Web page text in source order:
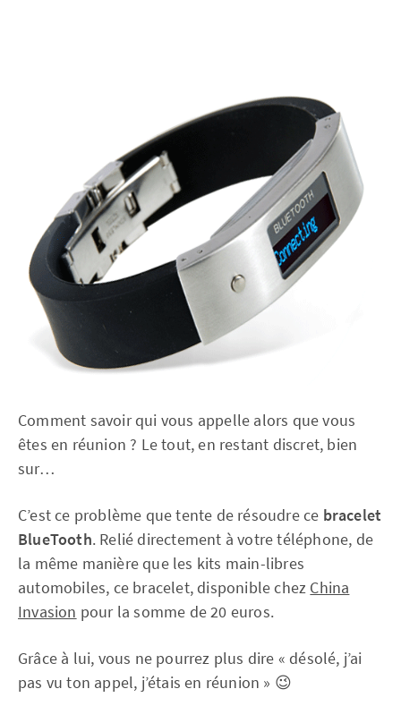
Comment savoir qui vous appelle alors que vous
êtes en réunion ? Le tout, en restant discret, bien
sur…
C’est ce problème que tente de résoudre ce bracelet
BlueTooth. Relié directement à votre téléphone, de
la même manière que les kits main-libres
automobiles, ce bracelet, disponible chez China
Invasion pour la somme de 20 euros.
Grâce à lui, vous ne pourrez plus dire « désolé, j’ai
pas vu ton appel, j’étais en réunion » 😉